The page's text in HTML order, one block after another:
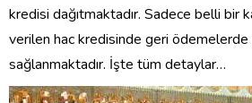
kredisi dağıtmaktadır. Sadece belli bir
verilen hac kredisinde geri ödemelerde
sağlanmaktadır. İşte tüm detaylar…